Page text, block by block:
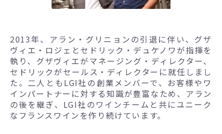
2013年、アラン・グリニョンの引退に伴い、グザ
ヴィエ・ロジェとセドリック・デュケノワが指揮を
執り、グザヴィエがマネージング・ディレクター、
セドリックがセールス・ディレクターに就任しまし
た。二人ともLGI社の創業メンバーで、お客様やワ
インパートナーに対する知識が豊富なため、アラン
の後を継ぎ、LGI社のワインチームと共にユニーク
なフランスワインを作り続けています。